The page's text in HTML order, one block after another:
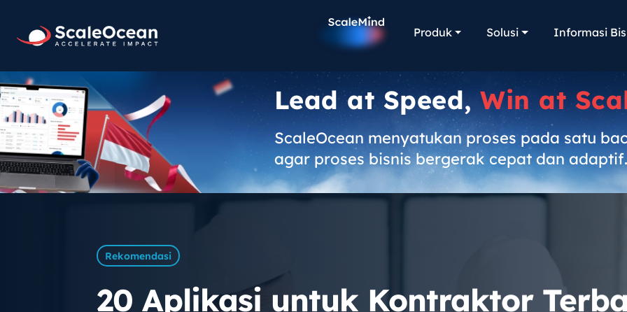
Produk Solusi Informasi
Lead at Speed,Win at
ScaleOcean menyatukan proses pada satu
agar proses bisnis bergerak cepat dan adaptif.
Rekomendasi
20 Aplikasi untuk Kontraktor